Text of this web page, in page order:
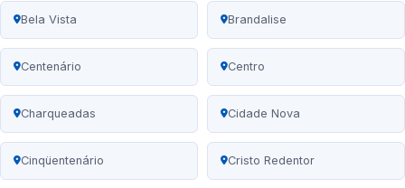
Bela Vista Brandalise
Centenário Centro
Charqueadas Cidade Nova
Cinqüentenário Cristo Redentor